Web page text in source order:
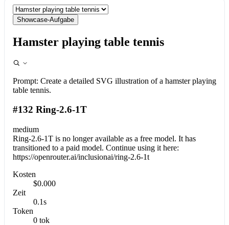
Showcase-Aufgabe
Hamster playing table tennis
Prompt: Create a detailed SVG illustration of a hamster playing
table tennis.
#132 Ring-2.6-1T
medium
Ring-2.6-1T is no longer available as a free model. It has
transitioned to a paid model. Continue using it here:
https://openrouter.ai/inclusionai/ring-2.6-1t
Kosten
$0.000
Zeit
0.1s
Token
0 tok